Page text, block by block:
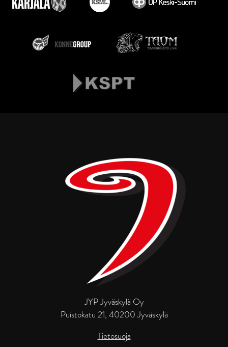
JYP Jyväskylä Oy
Puistokatu 21, 40200 Jyväskylä
Tietosuoja